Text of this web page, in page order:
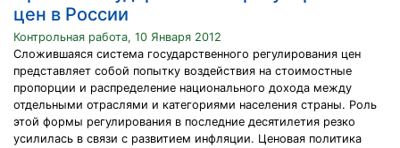
цен в России
Контрольная работа, 10 Января 2012
Сложившаяся система государственного регулирования цен
представляет собой попытку воздействия на стоимостные
пропорции и распределение национального дохода между
отдельными отраслями и категориями населения страны. Роль
этой формы регулирования в последние десятилетия резко
усилилась в связи с развитием инфляции. Ценовая политика